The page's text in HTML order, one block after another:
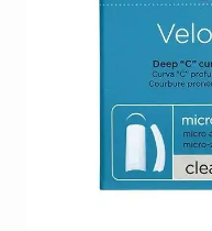
Beschikbaar in een
Op voorraad